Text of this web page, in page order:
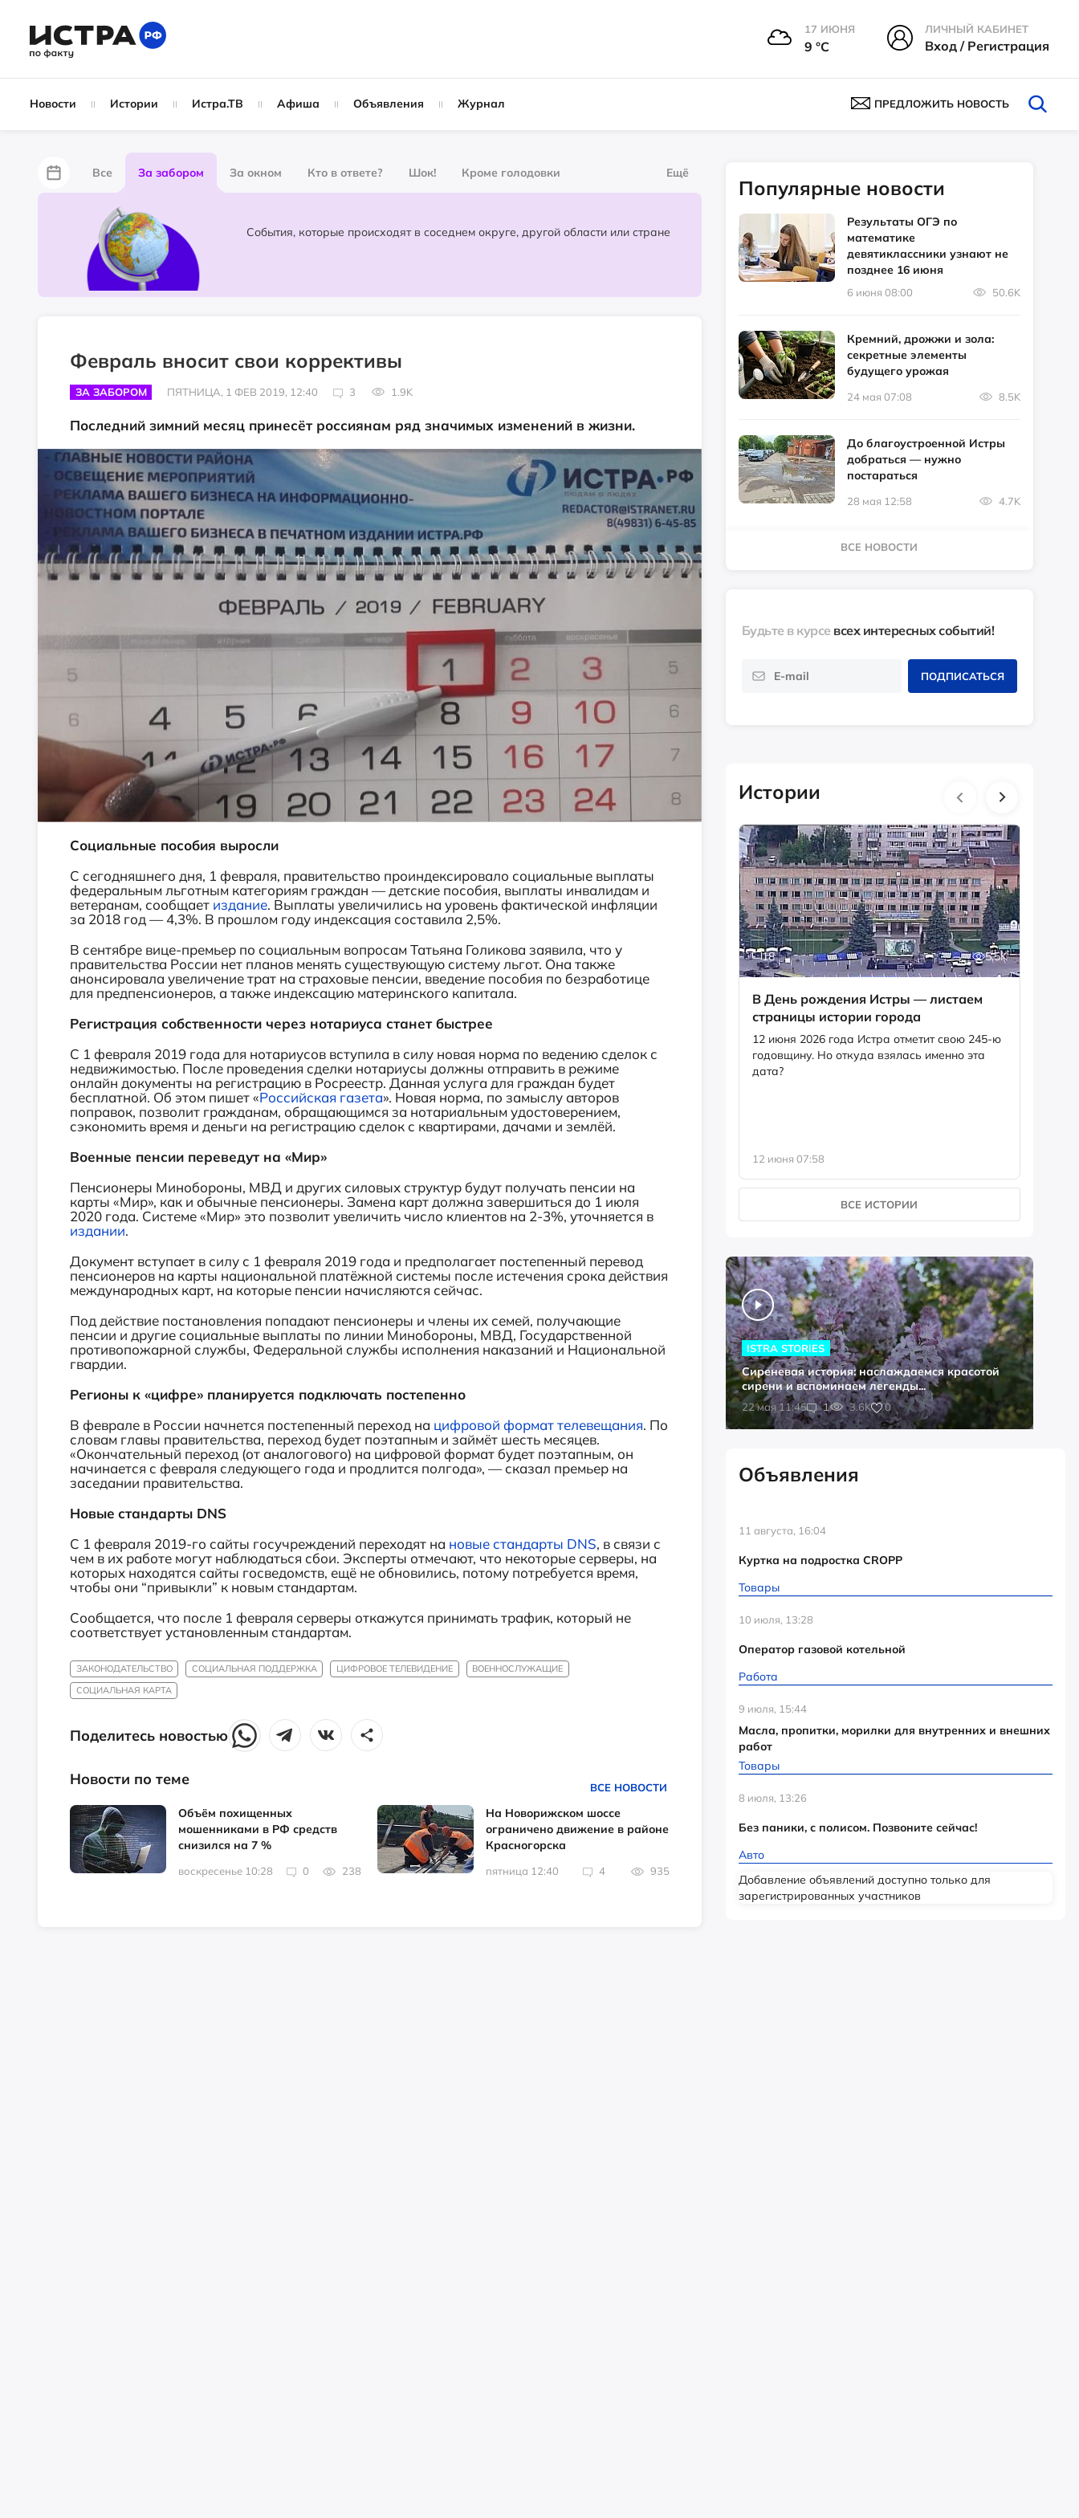
17 ИЮНЯ
9 °С
ЛИЧНЫЙ КАБИНЕТ
Вход / Регистрация
Новости Истории Истра.ТВ Афиша Объявления Журнал ПРЕДЛОЖИТЬ НОВОСТЬ
Все За забором За окном Кто в ответе? Шок! Кроме голодовки
Лайфхаки
Народные новости
Ещё
События, которые происходят в соседнем округе, другой области или стране
Февраль вносит свои коррективы
ЗА ЗАБОРОМ ПЯТНИЦА, 1 ФЕВ 2019, 12:40 3 1.9K
Последний зимний месяц принесёт россиянам ряд значимых изменений в жизни.
Социальные пособия выросли
С сегодняшнего дня, 1 февраля, правительство проиндексировало социальные выплаты
федеральным льготным категориям граждан — детские пособия, выплаты инвалидам и
ветеранам, сообщает издание. Выплаты увеличились на уровень фактической инфляции
за 2018 год — 4,3%. В прошлом году индексация составила 2,5%.
В сентябре вице-премьер по социальным вопросам Татьяна Голикова заявила, что у
правительства России нет планов менять существующую систему льгот. Она также
анонсировала увеличение трат на страховые пенсии, введение пособия по безработице
для предпенсионеров, а также индексацию материнского капитала.
Регистрация собственности через нотариуса станет быстрее
С 1 февраля 2019 года для нотариусов вступила в силу новая норма по ведению сделок с
недвижимостью. После проведения сделки нотариусы должны отправить в режиме
онлайн документы на регистрацию в Росреестр. Данная услуга для граждан будет
бесплатной. Об этом пишет «Российская газета». Новая норма, по замыслу авторов
поправок, позволит гражданам, обращающимся за нотариальным удостоверением,
сэкономить время и деньги на регистрацию сделок с квартирами, дачами и землёй.
Военные пенсии переведут на «Мир»
Пенсионеры Минобороны, МВД и других силовых структур будут получать пенсии на
карты «Мир», как и обычные пенсионеры. Замена карт должна завершиться до 1 июля
2020 года. Системе «Мир» это позволит увеличить число клиентов на 2-3%, уточняется в
издании.
Документ вступает в силу с 1 февраля 2019 года и предполагает постепенный перевод
пенсионеров на карты национальной платёжной системы после истечения срока действия
международных карт, на которые пенсии начисляются сейчас.
Под действие постановления попадают пенсионеры и члены их семей, получающие
пенсии и другие социальные выплаты по линии Минобороны, МВД, Государственной
противопожарной службы, Федеральной службы исполнения наказаний и Национальной
гвардии.
Регионы к «цифре» планируется подключать постепенно
В феврале в России начнется постепенный переход на цифровой формат телевещания. По
словам главы правительства, переход будет поэтапным и займёт шесть месяцев.
«Окончательный переход (от аналогового) на цифровой формат будет поэтапным, он
начинается с февраля следующего года и продлится полгода», — сказал премьер на
заседании правительства.
Новые стандарты DNS
С 1 февраля 2019-го сайты госучреждений переходят на новые стандарты DNS, в связи с
чем в их работе могут наблюдаться сбои. Эксперты отмечают, что некоторые серверы, на
которых находятся сайты госведомств, ещё не обновились, потому потребуется время,
чтобы они “привыкли” к новым стандартам.
Сообщается, что после 1 февраля серверы откажутся принимать трафик, который не
соответствует установленным стандартам.
ЗАКОНОДАТЕЛЬСТВО СОЦИАЛЬНАЯ ПОДДЕРЖКА ЦИФРОВОЕ ТЕЛЕВИДЕНИЕ
ВОЕННОСЛУЖАЩИЕ
СОЦИАЛЬНАЯ КАРТА
Поделитесь новостью
Новости по теме ВСЕ НОВОСТИ
Объём похищенных
мошенниками в РФ средств
снизился на 7 %
воскресенье 10:28 0 238
На Новорижском шоссе
ограничено движение в районе
Красногорска
пятница 12:40 4 935
Популярные новости
Результаты ОГЭ по
математике
девятиклассники узнают не
позднее 16 июня
6 июня 08:00 50.6K
Кремний, дрожжи и зола:
секретные элементы
будущего урожая
24 мая 07:08 8.5K
До благоустроенной Истры
добраться — нужно
постараться
28 мая 12:58 4.7K
ВСЕ НОВОСТИ
Будьте в курсе всех интересных событий!
ПОДПИСАТЬСЯ
Истории
18 5.5K
В День рождения Истры — листаем
страницы истории города
12 июня 2026 года Истра отметит свою 245-ю
годовщину. Но откуда взялась именно эта
дата?
12 июня 07:58
ВСЕ ИСТОРИИ
22 мая 11:45 1 3.6K 0
ISTRA STORIES
Сиреневая история: наслаждаемся красотой
сирени и вспоминаем легенды...
Объявления
11 августа, 16:04
Куртка на подростка CROPP
Товары
10 июля, 13:28
Оператор газовой котельной
Работа
9 июля, 15:44
Масла, пропитки, морилки для внутренних и внешних
работ
Товары
8 июля, 13:26
Без паники, с полисом. Позвоните сейчас!
Авто
Добавление объявлений доступно только для
зарегистрированных участников